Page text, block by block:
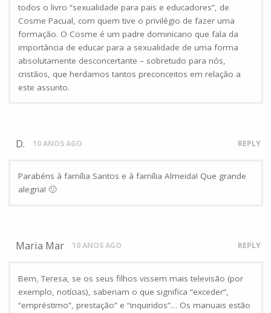
todos o livro “sexualidade para pais e educadores”, de
Cosme Pacual, com quem tive o privilégio de fazer uma
formação. O Cosme é um padre dominicano que fala da
importância de educar para a sexualidade de uma forma
absolutamente desconcertante – sobretudo para nós,
cristãos, que herdamos tantos preconceitos em relação a
este assunto.
D. 10 ANOS AGO REPLY
Parabéns à família Santos e à família Almeida! Que grande
alegria! 🙂
Maria Mar 10 ANOS AGO REPLY
Bem, Teresa, se os seus filhos vissem mais televisão (por
exemplo, notícias), saberiam o que significa “exceder”,
“empréstimo”, prestação” e “inquiridos”… Os manuais estão